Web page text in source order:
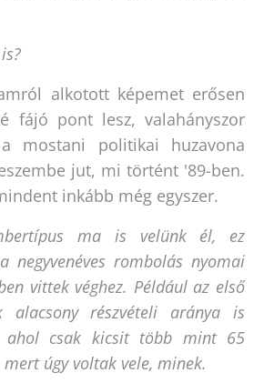
alkotott képemet erősen
fájó pont lesz, valahányszor
mostani politikai huzavona
jut, mi történt '89-ben.
inkább még egyszer.
ma is velünk él, ez
negyvenéves rombolás nyomai
vittek véghez. Például az első
alacsony részvételi aránya is
ahol csak kicsit több mint 65
úgy voltak vele, minek.